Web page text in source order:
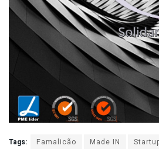
Tags: Famalicão Made IN